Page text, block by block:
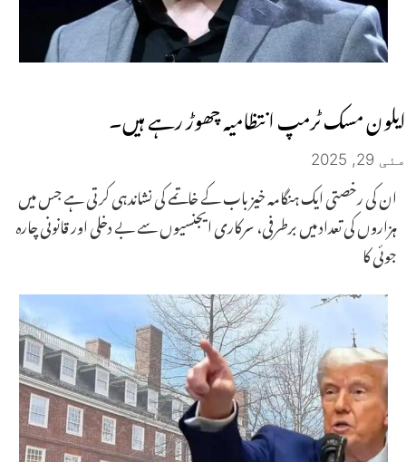
ایلون مسک ٹرمپ انتظامیہ چھوڑ رہے ہیں۔
مئی 29, 2025
ان کی رخصتی ایک ہنگامہ خیز باب کے خاتمے کی نشاندہی کرتی ہے جس میں
ہزاروں کی تعداد میں برطرفی، سرکاری ایجنسیوں سے بے دخلی اور قانونی چارہ
جوئی کا